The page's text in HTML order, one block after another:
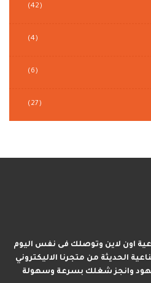
(42)
(4)
(6)
(27)
اون لاين وتوصلك فى نفس اليوم
الحديثة من متجرنا الاليكتروني
وانجز شغلك بسرعة وسهولة